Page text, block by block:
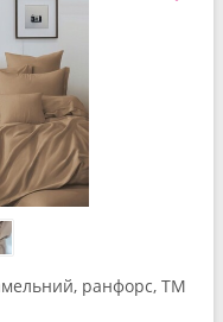
ранфорс, ТМ